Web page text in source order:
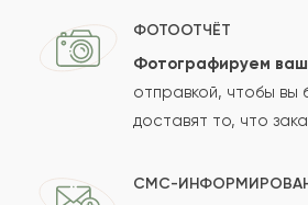
Отзыв ФОТООТЧЁТ
Фотографируем ваш
отправкой, чтобы вы
доставят то, что
СМС-